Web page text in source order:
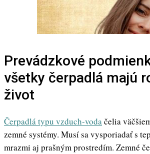
Prevádzkové
všetky čerpadlá majú
život
Čerpadlá typu vzduch-vodačelia
zemné systémy. Musí sa vysporiadať s
mrazmi aj prašným prostredím. Zemné